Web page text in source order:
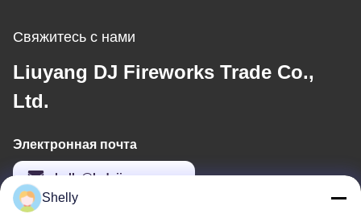
Свяжитесь с нами
Liuyang DJ Fireworks Trade Co.,
Ltd.
Электронная почта
shelly@lydajigroup.com
Shelly